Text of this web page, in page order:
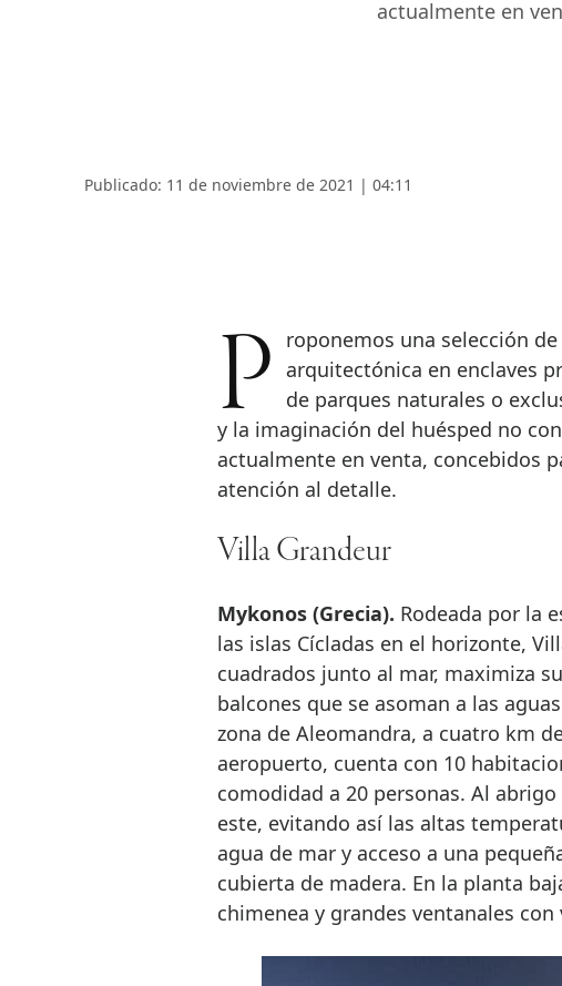
actualmente en
Publicado: 11 de noviembre de 2021 | 04:11
Proponemos una selección de viviendas que integran la vanguardia
arquitectónica en enclaves
de parques naturales o
y la imaginación del huésped no
actualmente en venta, concebidos
atención al detalle.
Villa Grandeur
Mykonos (Grecia). Rodeada por la
las islas Cícladas en el horizonte,
cuadrados junto al mar, maximiza
balcones que se asoman a las
zona de Aleomandra, a cuatro km
aeropuerto, cuenta con 10
comodidad a 20 personas. Al
este, evitando así las altas
agua de mar y acceso a una
cubierta de madera. En la planta
chimenea y grandes ventanales con